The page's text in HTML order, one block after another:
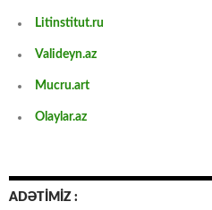
Litinstitut.ru
Valideyn.az
Mucru.art
Olaylar.az
ADƏTİMİZ :